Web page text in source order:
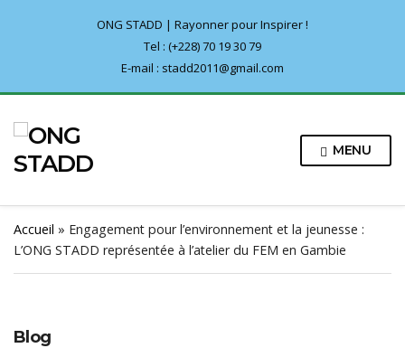
ONG STADD | Rayonner pour Inspirer !
Tel : (+228) 70 19 30 79
E-mail : stadd2011@gmail.com
MENU
Accueil » Engagement pour l’environnement et la jeunesse :
L’ONG STADD représentée à l’atelier du FEM en Gambie
Blog